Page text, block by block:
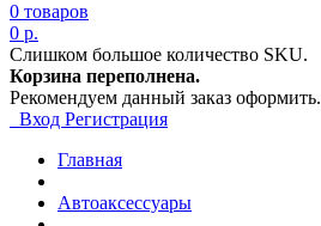
0 товаров
0 р.
Слишком большое количество SKU.
Корзина переполнена.
Рекомендуем данный заказ оформить.
Вход Регистрация
Главная
Автоаксессуары